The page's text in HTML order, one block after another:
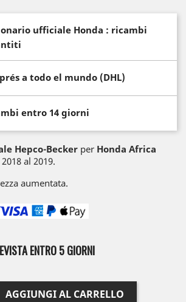
ufficiale Honda : ricambi
a todo el mundo (DHL)
entro 14 giorni
Hepco-Becker per Honda Africa
al 2019.
aumentata.
ENTRO 5 GIORNI
AGGIUNGI AL CARRELLO